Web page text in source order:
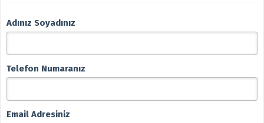
Adınız Soyadınız
Telefon Numaranız
Email Adresiniz